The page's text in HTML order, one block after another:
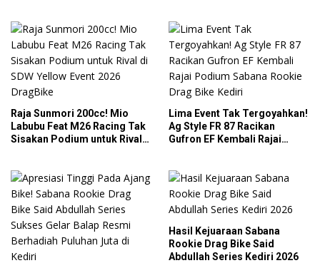
Raja Sunmori 200cc! Mio
Labubu Feat M26 Racing Tak
Sisakan Podium untuk Rival
Lima Event Tak Tergoyahkan!
Ag Style FR 87 Racikan
Gufron EF Kembali Rajai
Hasil Kejuaraan Sabana
Rookie Drag Bike Said
Abdullah Series Kediri 2026